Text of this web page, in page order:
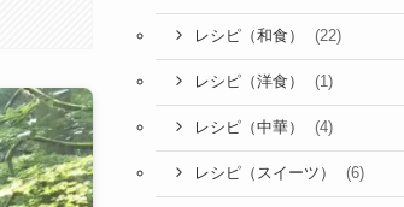
レシピ（和食） (22)
レシピ（洋食） (1)
レシピ（中華） (4)
レシピ（スイーツ） (6)